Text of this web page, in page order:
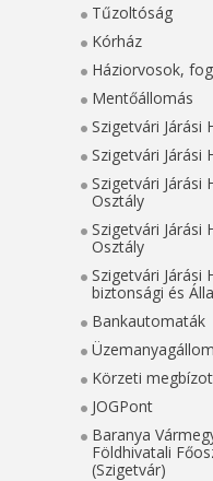
Tűzoltóság
Kórház
Háziorvosok,
Mentőállomás
Szigetvári Járási
Szigetvári Járási
Szigetvári Járási
Osztály
Szigetvári Járási
Osztály
Szigetvári Járási
biztonsági és
Bankautomaták
Körzeti
JOGPont
Baranya
Földhivatali
(Szigetvár)